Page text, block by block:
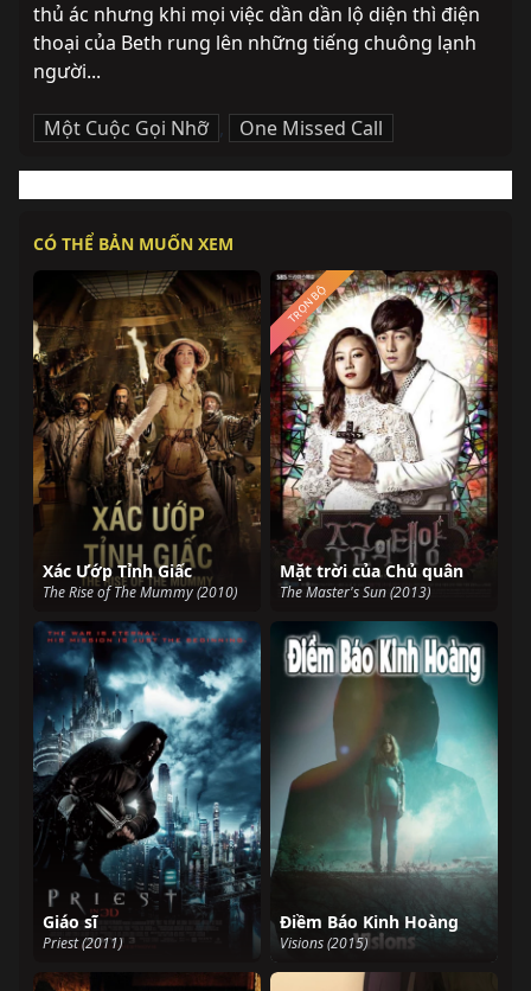
thủ ác nhưng khi mọi việc dần dần lộ diện thì điện
thoại của Beth rung lên những tiếng chuông lạnh
người...
Một Cuộc Gọi Nhỡ , One Missed Call
CÓ THỂ BẢN MUỐN XEM
Xác Ướp Tỉnh Giấc
The Rise of The Mummy (2010)
Mặt trời của Chủ quân
The Master's Sun (2013)
TRỌN BỘ
Giáo sĩ
Priest (2011)
Điềm Báo Kinh Hoàng
Visions (2015)